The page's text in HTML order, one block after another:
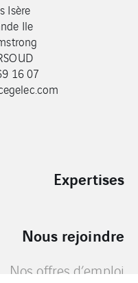
Isère
Ile
16 07
Expertises
Nous rejoindre
Nos offres d’emploi